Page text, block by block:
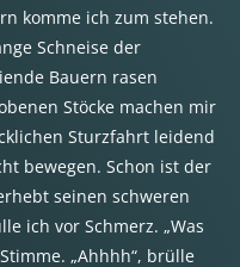
komme ich zum stehen.
Schneise der
Bauern rasen
Stöcke machen mir
Sturzfahrt leidend
bewegen. Schon ist der
seinen schweren
ich vor Schmerz. „Was
„Ahhhh“, brülle